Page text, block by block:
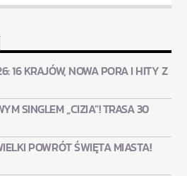
16 KRAJÓW, NOWA PORA I HITY Z
SINGLEM „CIZIA”! TRASA 30
POWRÓT ŚWIĘTA MIASTA!